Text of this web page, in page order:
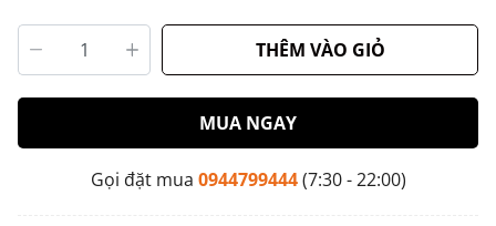
THÊM VÀO GIỎ
MUA NGAY
Gọi đặt mua 0944799444(7:30 - 22:00)